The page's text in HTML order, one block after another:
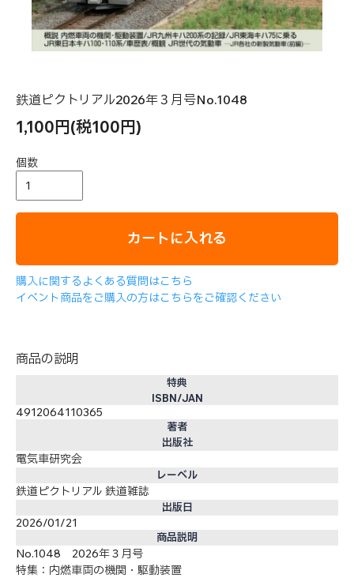
鉄道ピクトリアル2026年３月号No.1048
1,100円(税100円)
個数
カートに入れる
購入に関するよくある質問はこちら
イベント商品をご購入の方はこちらをご確認ください
商品の説明
特典
ISBN/JAN
4912064110365
著者
出版社
電気車研究会
レーベル
鉄道ピクトリアル 鉄道雑誌
出版日
2026/01/21
商品説明
No.1048 2026年３月号
特集：内燃車両の機関・駆動装置